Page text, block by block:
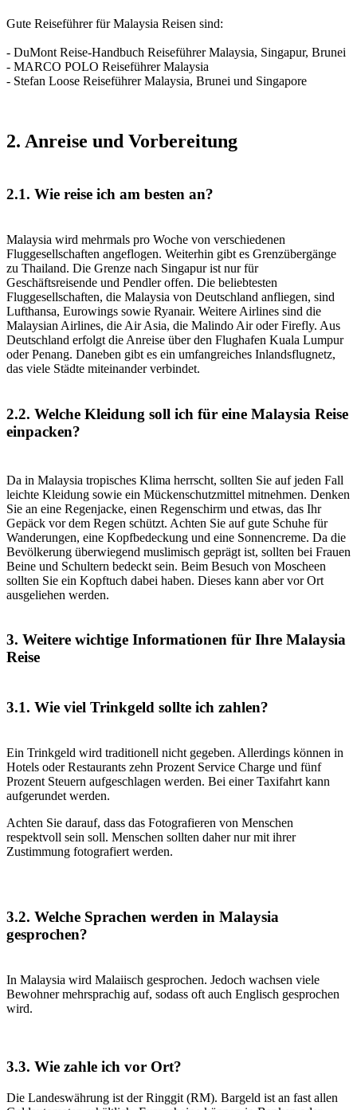
Gute Reiseführer für Malaysia Reisen sind:
- DuMont Reise-Handbuch Reiseführer Malaysia, Singapur, Brunei
- MARCO POLO Reiseführer Malaysia
- Stefan Loose Reiseführer Malaysia, Brunei und Singapore
2. Anreise und Vorbereitung
2.1. Wie reise ich am besten an?
Malaysia wird mehrmals pro Woche von verschiedenen
Fluggesellschaften angeflogen. Weiterhin gibt es Grenzübergänge
zu Thailand. Die Grenze nach Singapur ist nur für
Geschäftsreisende und Pendler offen. Die beliebtesten
Fluggesellschaften, die Malaysia von Deutschland anfliegen, sind
Lufthansa, Eurowings sowie Ryanair. Weitere Airlines sind die
Malaysian Airlines, die Air Asia, die Malindo Air oder Firefly. Aus
Deutschland erfolgt die Anreise über den Flughafen Kuala Lumpur
oder Penang. Daneben gibt es ein umfangreiches Inlandsflugnetz,
das viele Städte miteinander verbindet.
2.2. Welche Kleidung soll ich für eine Malaysia Reise
einpacken?
Da in Malaysia tropisches Klima herrscht, sollten Sie auf jeden Fall
leichte Kleidung sowie ein Mückenschutzmittel mitnehmen. Denken
Sie an eine Regenjacke, einen Regenschirm und etwas, das Ihr
Gepäck vor dem Regen schützt. Achten Sie auf gute Schuhe für
Wanderungen, eine Kopfbedeckung und eine Sonnencreme. Da die
Bevölkerung überwiegend muslimisch geprägt ist, sollten bei Frauen
Beine und Schultern bedeckt sein. Beim Besuch von Moscheen
sollten Sie ein Kopftuch dabei haben. Dieses kann aber vor Ort
ausgeliehen werden.
3. Weitere wichtige Informationen für Ihre Malaysia
Reise
3.1. Wie viel Trinkgeld sollte ich zahlen?
Ein Trinkgeld wird traditionell nicht gegeben. Allerdings können in
Hotels oder Restaurants zehn Prozent Service Charge und fünf
Prozent Steuern aufgeschlagen werden. Bei einer Taxifahrt kann
aufgerundet werden.
Achten Sie darauf, dass das Fotografieren von Menschen
respektvoll sein soll. Menschen sollten daher nur mit ihrer
Zustimmung fotografiert werden.
3.2. Welche Sprachen werden in Malaysia
gesprochen?
In Malaysia wird Malaiisch gesprochen. Jedoch wachsen viele
Bewohner mehrsprachig auf, sodass oft auch Englisch gesprochen
wird.
3.3. Wie zahle ich vor Ort?
Die Landeswährung ist der Ringgit (RM). Bargeld ist an fast allen